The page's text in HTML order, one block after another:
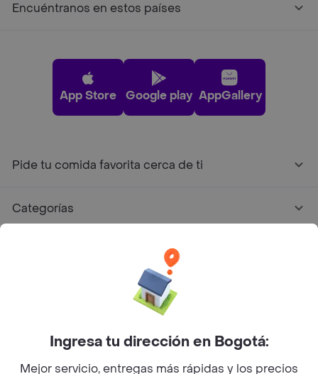
Encuéntranos en estos países
App Store Google play AppGallery
Pide tu comida favorita cerca de ti
Categorías
Facebook
Twitter
Instagram
©2026Rappi Inc. All rights reserved.
Ingresa tu dirección en Bogotá:
Mejor servicio, entregas más rápidas y los precios